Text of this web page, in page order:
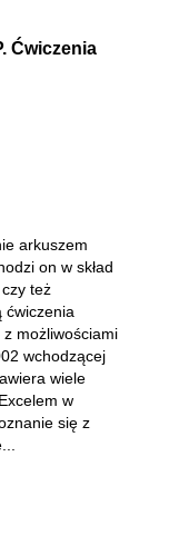
Ćwiczenia
arkuszem
on w skład
też
ćwiczenia
możliwościami
wchodzącej
wiele
w
się z